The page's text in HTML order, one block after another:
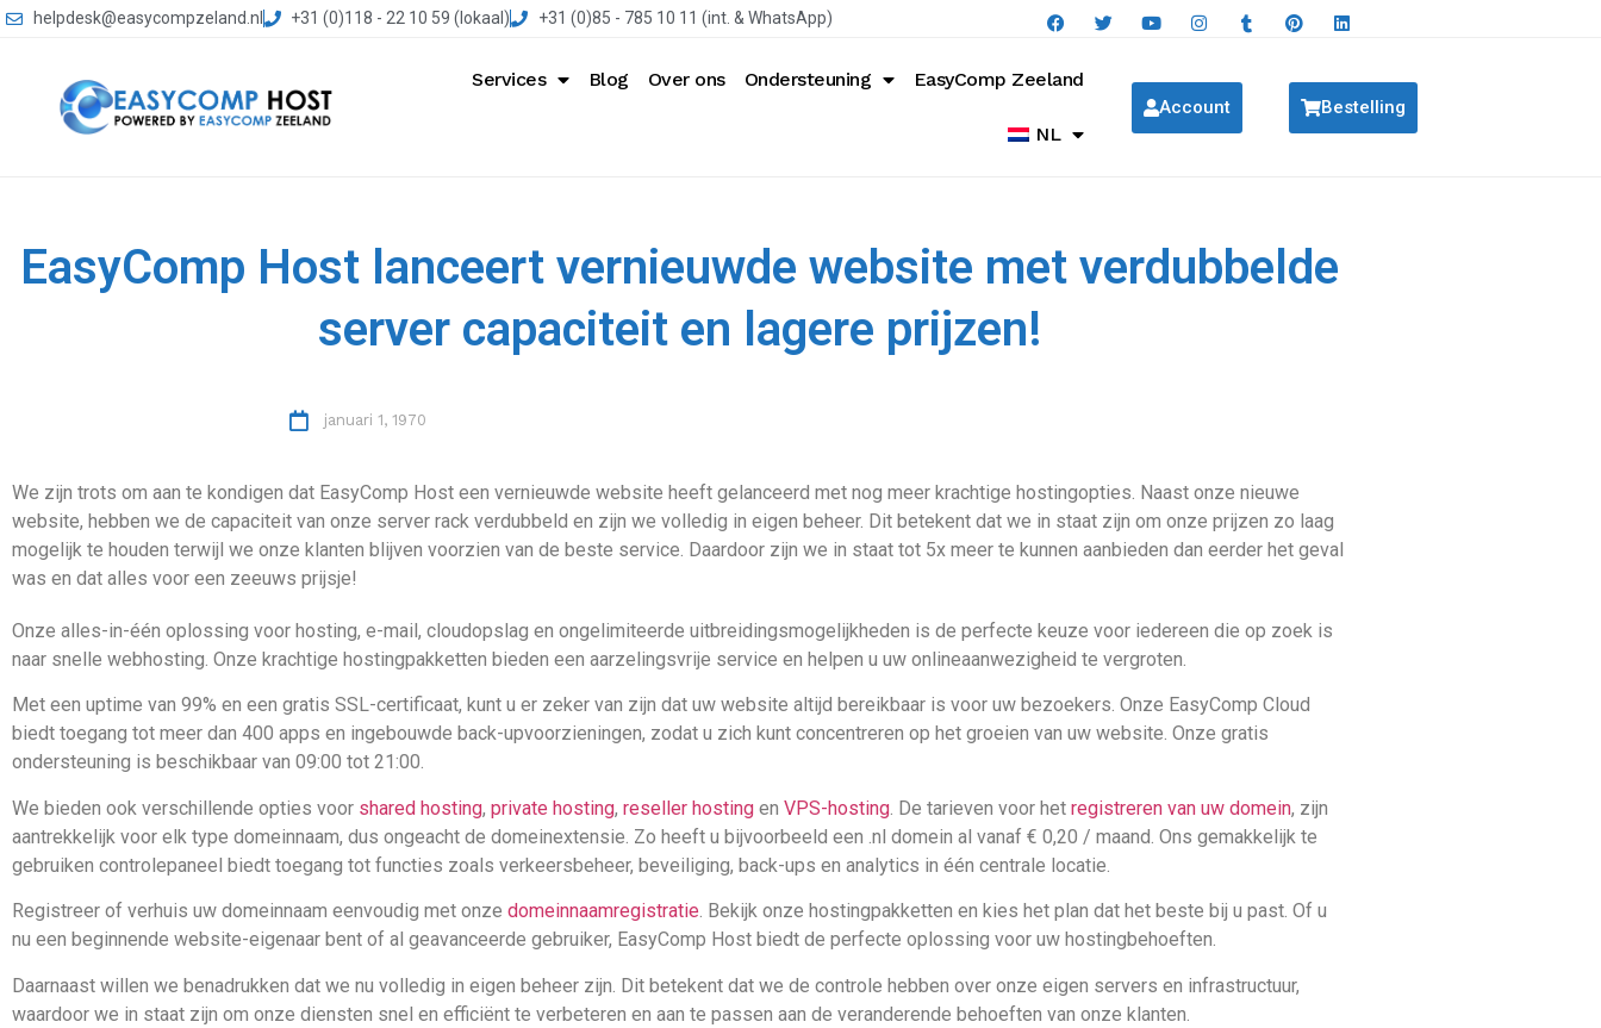
helpdesk@easycompzeland.nl +31 (0)118 - 22 10 59 (lokaal) +31 (0)85 - 785 10 11 (int. & WhatsApp)
Services Blog Over ons Ondersteuning EasyComp Zeeland
NL
Account Bestelling
EasyComp Host lanceert vernieuwde website met verdubbelde
server capaciteit en lagere prijzen!
januari 1, 1970
We zijn trots om aan te kondigen dat EasyComp Host een vernieuwde website heeft gelanceerd met nog meer krachtige hostingopties. Naast onze nieuwe
website, hebben we de capaciteit van onze server rack verdubbeld en zijn we volledig in eigen beheer. Dit betekent dat we in staat zijn om onze prijzen zo laag
mogelijk te houden terwijl we onze klanten blijven voorzien van de beste service. Daardoor zijn we in staat tot 5x meer te kunnen aanbieden dan eerder het geval
was en dat alles voor een zeeuws prijsje!
Onze alles-in-één oplossing voor hosting, e-mail, cloudopslag en ongelimiteerde uitbreidingsmogelijkheden is de perfecte keuze voor iedereen die op zoek is
naar snelle webhosting. Onze krachtige hostingpakketten bieden een aarzelingsvrije service en helpen u uw onlineaanwezigheid te vergroten.
Met een uptime van 99% en een gratis SSL-certificaat, kunt u er zeker van zijn dat uw website altijd bereikbaar is voor uw bezoekers. Onze EasyComp Cloud
biedt toegang tot meer dan 400 apps en ingebouwde back-upvoorzieningen, zodat u zich kunt concentreren op het groeien van uw website. Onze gratis
ondersteuning is beschikbaar van 09:00 tot 21:00.
We bieden ook verschillende opties voor shared hosting, private hosting, reseller hosting en VPS-hosting . De tarieven voor het registreren van uw domein, zijn
aantrekkelijk voor elk type domeinnaam, dus ongeacht de domeinextensie. Zo heeft u bijvoorbeeld een .nl domein al vanaf € 0,20 / maand. Ons gemakkelijk te
gebruiken controlepaneel biedt toegang tot functies zoals verkeersbeheer, beveiliging, back-ups en analytics in één centrale locatie.
Registreer of verhuis uw domeinnaam eenvoudig met onze domeinnaamregistratie. Bekijk onze hostingpakketten en kies het plan dat het beste bij u past. Of u
nu een beginnende website-eigenaar bent of al geavanceerde gebruiker, EasyComp Host biedt de perfecte oplossing voor uw hostingbehoeften.
Daarnaast willen we benadrukken dat we nu volledig in eigen beheer zijn. Dit betekent dat we de controle hebben over onze eigen servers en infrastructuur,
waardoor we in staat zijn om onze diensten snel en efficiënt te verbeteren en aan te passen aan de veranderende behoeften van onze klanten.